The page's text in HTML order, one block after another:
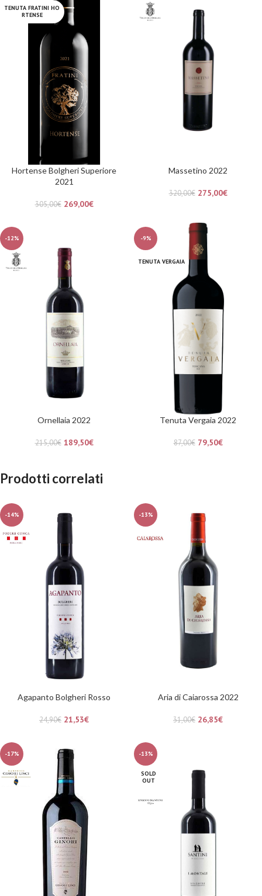
TENUTA FRATINI HO
RTENSE
Hortense Bolgheri Superiore
2021
305,00€ 269,00€
Massetino 2022
320,00€ 275,00€
-12%
Ornellaia 2022
215,00€ 189,50€
-9%
TENUTA VERGAIA
Tenuta Vergaia 2022
87,00€ 79,50€
Prodotti correlati
-14%
Agapanto Bolgheri Rosso
24,90€ 21,53€
-13%
Aria di Caiarossa 2022
31,00€ 26,85€
-17% -13%
SOLD
OUT